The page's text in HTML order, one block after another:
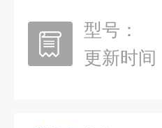
型号：
更新时间